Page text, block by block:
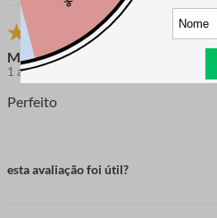
Maria A.
1 ano atrás
Perfeito
esta avaliação foi útil?